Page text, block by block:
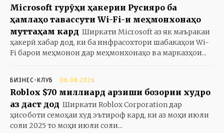
Microsoft гурӯҳи ҳакерии Русияро ба
ҳамлаҳо тавассути Wi-Fi-и меҳмонхонаҳо
муттаҳам кард Ширкати Microsoft аз як маъракаи
ҳакерӣ хабар дод, ки ба инфрасохтори шабакаҳои Wi-
Fi барои меҳмонон дар меҳмонхонаҳо ва марказҳои...
БИЗНЕС-КЛУБ 06.08.2026
Roblox $70 миллиард арзиши бозории худро
аз даст дод Ширкати Roblox Corporation дар
ҳисоботи семоҳаи худ эътироф кард, ки аз моҳи июли
соли 2025 то моҳи июли соли...